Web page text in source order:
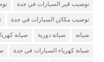
توضيب قير السيارات في جدة
توضيب مكائن السيارات في جدة
صيانة صيانة دورية صيانة
صيانة كهرباء السيارات في جدة